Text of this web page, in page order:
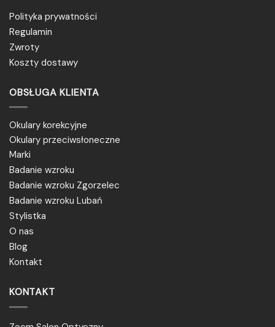
Polityka prywatności
Regulamin
Zwroty
Koszty dostawy
OBSŁUGA KLIENTA
Okulary korekcyjne
Okulary przeciwsłoneczne
Marki
Badanie wzroku
Badanie wzroku Zgorzelec
Badanie wzroku Lubań
Stylistka
O nas
Blog
Kontakt
KONTAKT